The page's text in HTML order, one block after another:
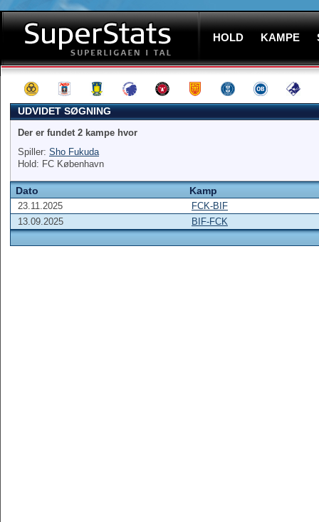
HOLD KAMPE
UDVIDET SØGNING
Der er fundet 2 kampe hvor
Spiller: Sho Fukuda
Hold: FC København
Dato Kamp
23.11.2025
FCK-BIF
13.09.2025
BIF-FCK